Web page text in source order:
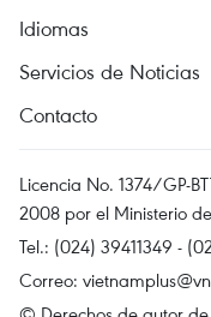
Idiomas
Servicios de Noticias
Contacto
Licencia No. 1374/GP-
2008 por el Ministerio
Tel.: (024) 39411349 -
Correo: